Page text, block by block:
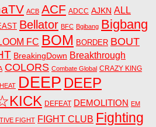
ACB ACF ADCC AJKN ALL
Bellator BFC Bgibang Bigbang
FC BOM BORDER BOUT
BreakingDown Breakthrough
COLORS Combate Global CRAZY KING
DEEP DEEP
DEFEAT DEMOLITION EM
FIGHT FIGHT CLUB Fighting